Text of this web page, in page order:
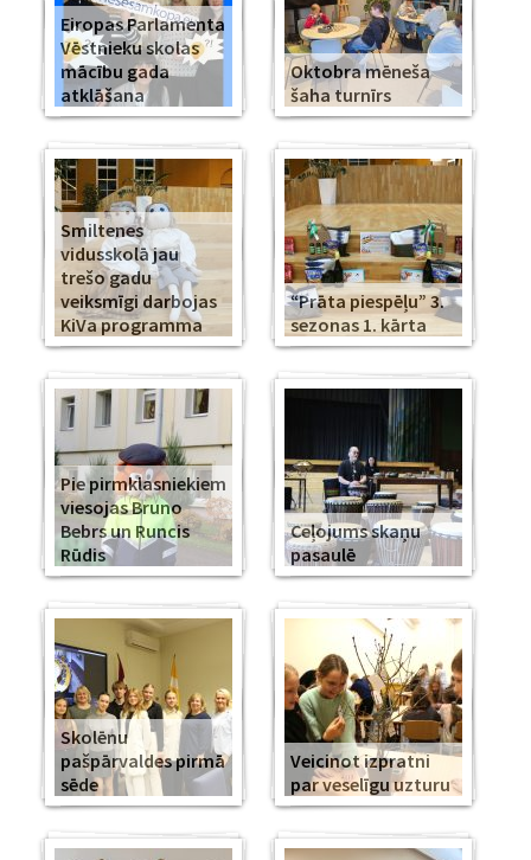
Eiropas Parlamenta
Vēstnieku skolas
mācību gada
atklāšana
Oktobra mēneša
šaha turnīrs
Smiltenes
vidusskolā jau
trešo gadu
veiksmīgi darbojas
KiVa programma
“Prāta piespēļu” 3.
sezonas 1. kārta
Pie pirmklasniekiem
viesojas Bruno
Bebrs un Runcis
Rūdis
Ceļojums skaņu
pasaulē
Skolēnu
pašpārvaldes pirmā
sēde
Veicinot izpratni
par veselīgu uzturu